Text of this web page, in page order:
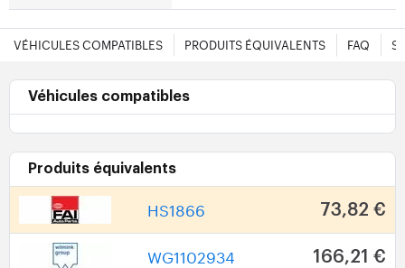
VÉHICULES COMPATIBLES PRODUITS ÉQUIVALENTS FAQ
Véhicules compatibles
Produits équivalents
HS1866 73,82 €
WG1102934 166,21 €